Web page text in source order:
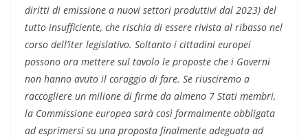
diritti di emissione a nuovi settori produttivi dal 2023) del
tutto insufficiente, che rischia di essere rivista al ribasso nel
corso dell’iter legislativo. Soltanto i cittadini europei
possono ora mettere sul tavolo le proposte che i Governi
non hanno avuto il coraggio di fare. Se riusciremo a
raccogliere un milione di firme da almeno 7 Stati membri,
la Commissione europea sarà così formalmente obbligata
ad esprimersi su una proposta finalmente adeguata ad